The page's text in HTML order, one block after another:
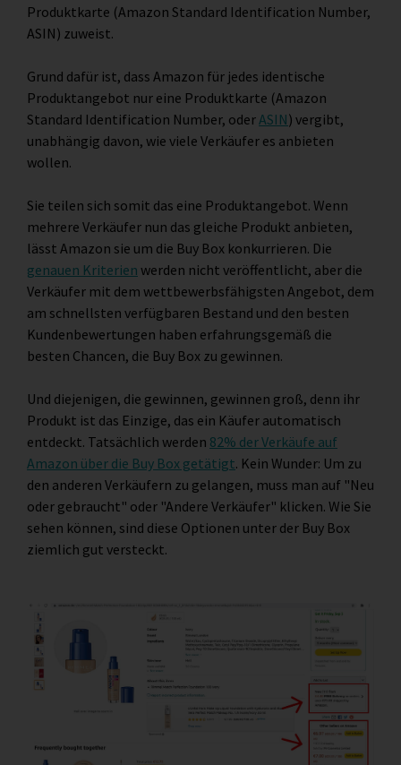
Produktkarte (Amazon Standard Identification Number,
ASIN) zuweist.
Grund dafür ist, dass Amazon für jedes identische
Produktangebot nur eine Produktkarte (Amazon
Standard Identification Number, oderASIN) vergibt,
unabhängig davon, wie viele Verkäufer es anbieten
wollen.
Sie teilen sich somit das eine Produktangebot. Wenn
mehrere Verkäufer nun das gleiche Produkt anbieten,
lässt Amazon sie um die Buy Box konkurrieren. Die
genauen Kriterien werden nicht veröffentlicht, aber die
Verkäufer mit dem wettbewerbsfähigsten Angebot, dem
am schnellsten verfügbaren Bestand und den besten
Kundenbewertungen haben erfahrungsgemäß die
besten Chancen, die Buy Box zu gewinnen.
Und diejenigen, die gewinnen, gewinnen groß, denn ihr
Produkt ist das Einzige, das ein Käufer automatisch
entdeckt. Tatsächlich werden 82% der Verkäufe auf
Amazon über die Buy Box getätigt. Kein Wunder: Um zu
den anderen Verkäufern zu gelangen, muss man auf "Neu
oder gebraucht" oder "Andere Verkäufer" klicken. Wie Sie
sehen können, sind diese Optionen unter der Buy Box
ziemlich gut versteckt.